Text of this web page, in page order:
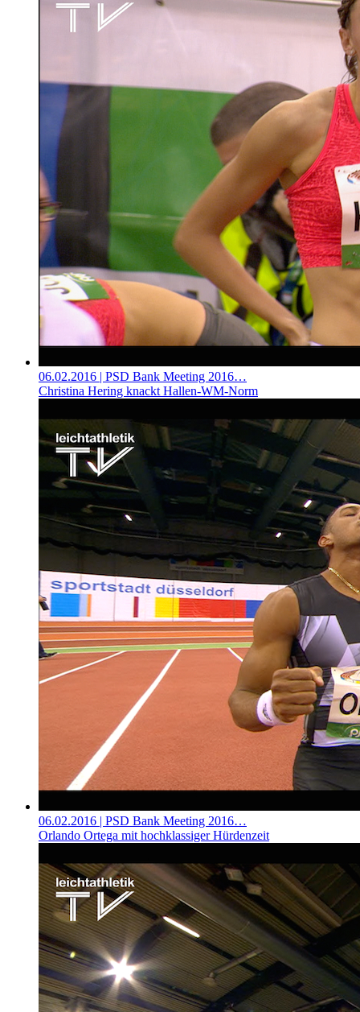
06.02.2016 | PSD Bank Meeting 2016…
Christina Hering knackt Hallen-WM-Norm
06.02.2016 | PSD Bank Meeting 2016…
Orlando Ortega mit hochklassiger Hürdenzeit